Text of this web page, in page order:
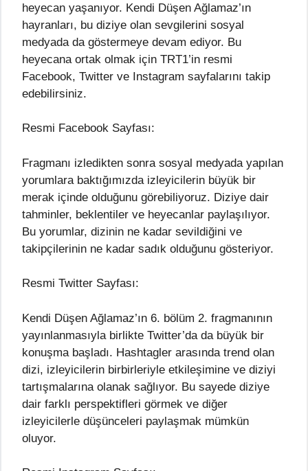
heyecan yaşanıyor. Kendi Düşen Ağlamaz’ın
hayranları, bu diziye olan sevgilerini sosyal
medyada da göstermeye devam ediyor. Bu
heyecana ortak olmak için TRT1’in resmi
Facebook, Twitter ve Instagram sayfalarını takip
edebilirsiniz.
Resmi Facebook Sayfası:
Fragmanı izledikten sonra sosyal medyada yapılan
yorumlara baktığımızda izleyicilerin büyük bir
merak içinde olduğunu görebiliyoruz. Diziye dair
tahminler, beklentiler ve heyecanlar paylaşılıyor.
Bu yorumlar, dizinin ne kadar sevildiğini ve
takipçilerinin ne kadar sadık olduğunu gösteriyor.
Resmi Twitter Sayfası:
Kendi Düşen Ağlamaz’ın 6. bölüm 2. fragmanının
yayınlanmasıyla birlikte Twitter’da da büyük bir
konuşma başladı. Hashtagler arasında trend olan
dizi, izleyicilerin birbirleriyle etkileşimine ve diziyi
tartışmalarına olanak sağlıyor. Bu sayede diziye
dair farklı perspektifleri görmek ve diğer
izleyicilerle düşünceleri paylaşmak mümkün
oluyor.